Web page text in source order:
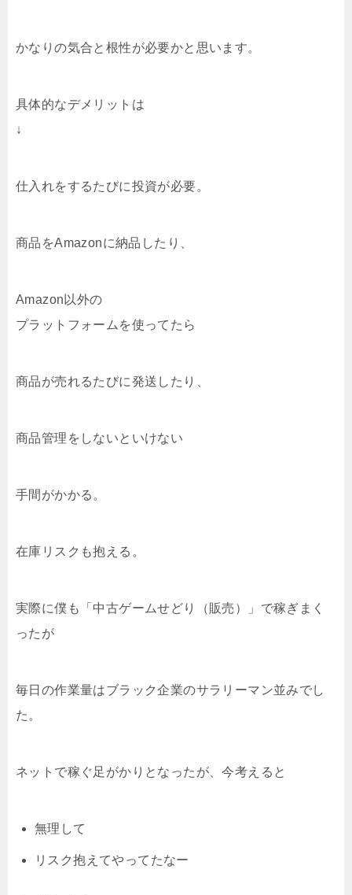
かなりの気合と根性が必要かと思います。
具体的なデメリットは
↓
仕入れをするたびに投資が必要。
商品をAmazonに納品したり、
Amazon以外の
プラットフォームを使ってたら
商品が売れるたびに発送したり、
商品管理をしないといけない
手間がかかる。
在庫リスクも抱える。
実際に僕も「中古ゲームせどり（販売）」で稼ぎまく
ったが
毎日の作業量はブラック企業のサラリーマン並みでし
た。
ネットで稼ぐ足がかりとなったが、今考えると
無理して
リスク抱えてやってたなー